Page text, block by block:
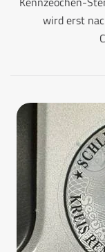
wird erst